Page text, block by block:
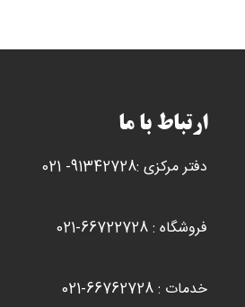
می
در
محصول
انتخاب
ارتباط با ما
دفتر مرکزی :91342728- 021
فروشگاه : 66722728-021
خدمات : 66762728-021